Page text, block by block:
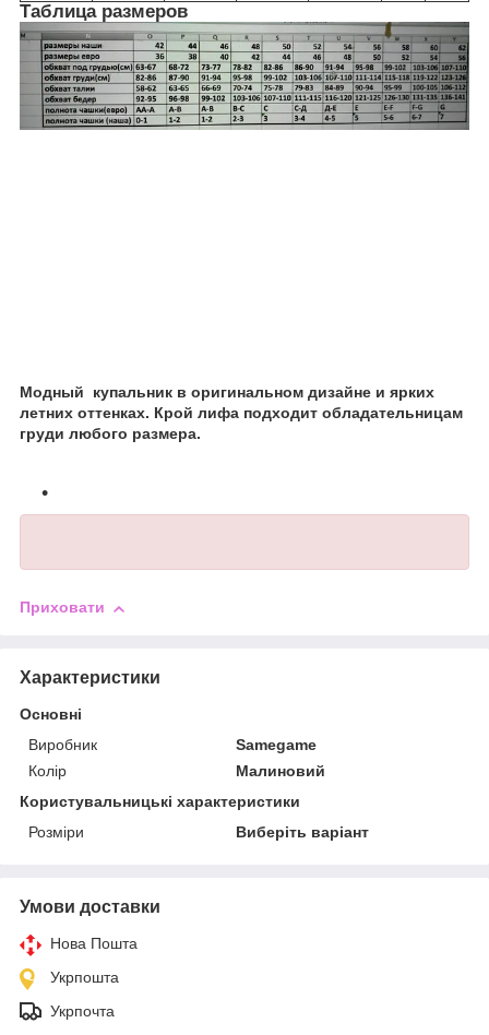
Таблица размеров
Модный
купальник в оригинальном дизайне и ярких
летних оттенках. Крой лифа подходит обладательницам
груди любого размера.
Приховати
Характеристики
Основні
Виробник
Samegame
Колір
Малиновий
Користувальницькі характеристики
Розміри
Виберіть варіант
Умови доставки
Нова Пошта
Укрпошта
Укрпочта